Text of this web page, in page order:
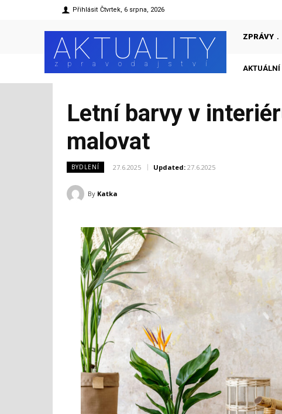
Přihlásit Čtvrtek, 6 srpna, 2026
AKTUALITY
zpravodajství
ZPRÁVY
AKTUÁLNÍ
Letní barvy v
malovat
BYDLENÍ 27.6.2025 Updated: 27.6.2025
By Katka